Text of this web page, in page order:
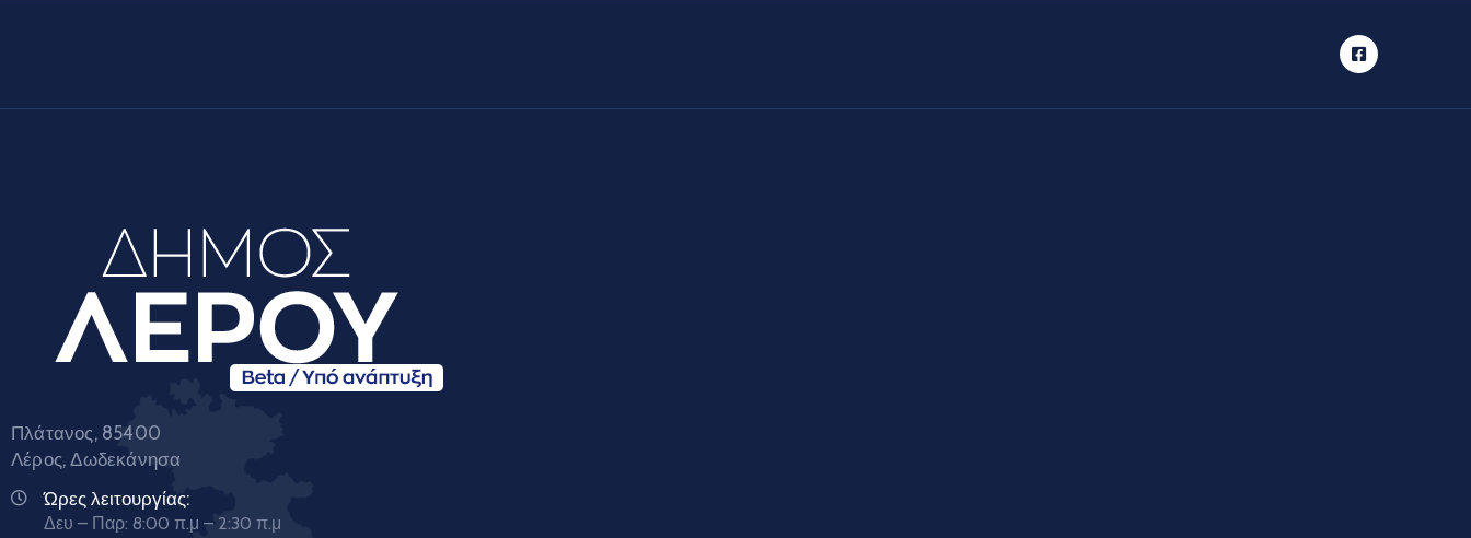
Πλάτανος, 85400
Λέρος, Δωδεκάνησα
Ώρες λειτουργίας:
Δευ – Παρ: 8:00 π.μ – 2:30 π.μ